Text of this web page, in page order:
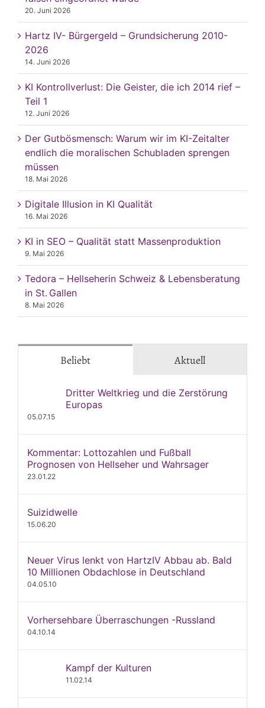
20. Juni 2026
Hartz IV- Bürgergeld – Grundsicherung 2010-
2026
14. Juni 2026
KI Kontrollverlust: Die Geister, die ich 2014 rief –
Teil 1
12. Juni 2026
Der Gutbösmensch: Warum wir im KI-Zeitalter
endlich die moralischen Schubladen sprengen
müssen
18. Mai 2026
Digitale Illusion in KI Qualität
16. Mai 2026
KI in SEO – Qualität statt Massenproduktion
9. Mai 2026
Tedora – Hellseherin Schweiz & Lebensberatung
in St. Gallen
8. Mai 2026
Beliebt Aktuell
Dritter Weltkrieg und die Zerstörung
Europas
05.07.15
Kommentar: Lottozahlen und Fußball
Prognosen von Hellseher und Wahrsager
23.01.22
Suizidwelle
15.06.20
Neuer Virus lenkt von HartzIV Abbau ab. Bald
10 Millionen Obdachlose in Deutschland
04.05.10
Vorhersehbare Überraschungen -Russland
04.10.14
Kampf der Kulturen
11.02.14